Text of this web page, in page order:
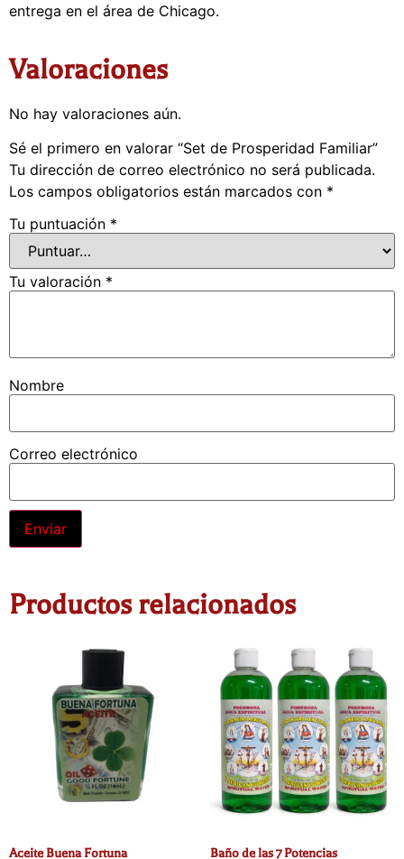
entrega en el área de Chicago.
Valoraciones
No hay valoraciones aún.
Sé el primero en valorar “Set de Prosperidad Familiar”
Tu dirección de correo electrónico no será publicada.
Los campos obligatorios están marcados con *
Tu puntuación *
Tu valoración *
Nombre
Correo electrónico
Productos relacionados
Aceite Buena Fortuna Baño de las 7 Potencias